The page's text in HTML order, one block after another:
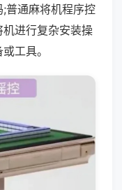
普通麻将机程序控
进行复杂安装操
工具。